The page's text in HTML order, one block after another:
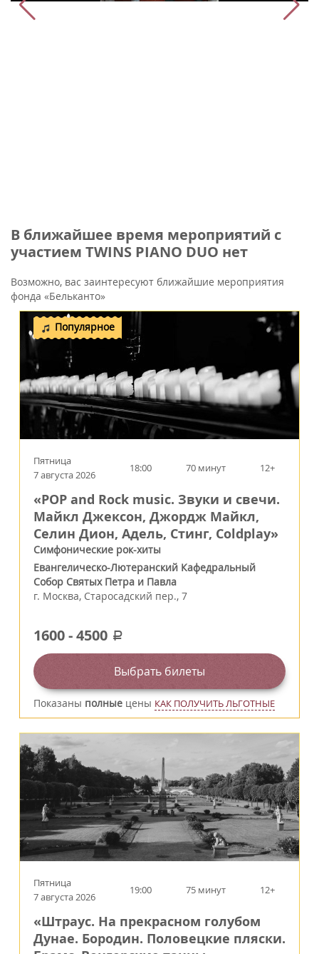
В ближайшее время мероприятий с
участием TWINS PIANO DUO нет
Возможно, вас заинтересуют ближайшие мероприятия
фонда «Бельканто»
Популярное
Пятница
7 августа 2026
18:00 70 минут 12+
«POP and Rock music. Звуки и свечи.
Майкл Джексон, Джордж Майкл,
Селин Дион, Адель, Стинг, Coldplay»
Симфонические рок-хиты
Евангелическо-Лютеранский Кафедральный
Собор Святых Петра и Павла
г. Москва, Старосадский пер., 7
1600-4500 a
Выбрать билеты
Показаны полные цены КАК ПОЛУЧИТЬ ЛЬГОТНЫЕ
Пятница
7 августа 2026
19:00 75 минут 12+
«Штраус. На прекрасном голубом
Дунае. Бородин. Половецкие пляски.